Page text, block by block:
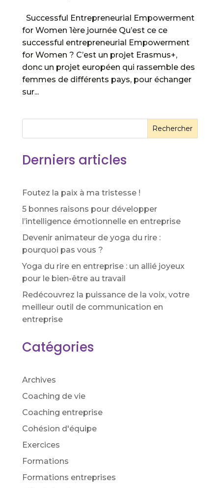
Successful Entrepreneurial Empowerment
for Women 1ère journée Qu’est ce ce
successful entrepreneurial Empowerment
for Women ? C’est un projet Erasmus+,
donc un projet européen qui rassemble des
femmes de différents pays, pour échanger
sur...
Rechercher
Derniers articles
Foutez la paix à ma tristesse !
5 bonnes raisons pour développer
l’intelligence émotionnelle en entreprise
Devenir animateur de yoga du rire :
pourquoi pas vous ?
Yoga du rire en entreprise : un allié joyeux
pour le bien-être au travail
Redécouvrez la puissance de la voix, votre
meilleur outil de communication en
entreprise
Catégories
Archives
Coaching de vie
Coaching entreprise
Cohésion d'équipe
Exercices
Formations
Formations entreprises